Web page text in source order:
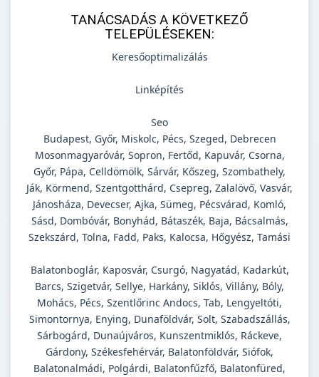
TANÁCSADÁS A KÖVETKEZŐ
TELEPÜLÉSEKEN:
Keresőoptimalizálás
Linképítés
Seo
Budapest, Győr, Miskolc, Pécs, Szeged, Debrecen
Mosonmagyaróvár, Sopron, Fertőd, Kapuvár, Csorna,
Győr, Pápa, Celldömölk, Sárvár, Kőszeg, Szombathely,
Ják, Körmend, Szentgotthárd, Csepreg, Zalalövő, Vasvár,
Jánosháza, Devecser, Ajka, Sümeg, Pécsvárad, Komló,
Sásd, Dombóvár, Bonyhád, Bátaszék, Baja, Bácsalmás,
Szekszárd, Tolna, Fadd, Paks, Kalocsa, Hőgyész, Tamási
Balatonboglár, Kaposvár, Csurgó, Nagyatád, Kadarkút,
Barcs, Szigetvár, Sellye, Harkány, Siklós, Villány, Bóly,
Mohács, Pécs, Szentlőrinc Andocs, Tab, Lengyeltóti,
Simontornya, Enying, Dunaföldvár, Solt, Szabadszállás,
Sárbogárd, Dunaújváros, Kunszentmiklós, Ráckeve,
Gárdony, Székesfehérvár, Balatonföldvár, Siófok,
Balatonalmádi, Polgárdi, Balatonfűzfő, Balatonfüred,